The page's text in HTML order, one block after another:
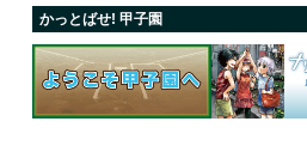
かっとばせ! 甲子園